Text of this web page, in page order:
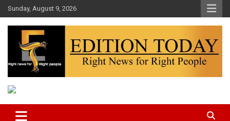
Skip
to
content
Sunday, August 9, 2026
Edition Today